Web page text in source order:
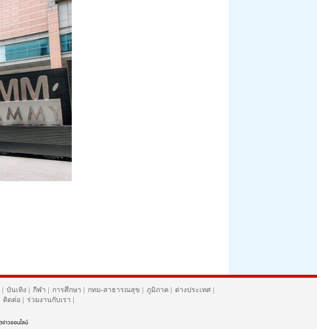
บันเทิง กีฬา การศึกษา กทม-สาธารณสุข ภูมิภาค ต่างประเทศ
ติดต่อ ร่วมงานกับเรา